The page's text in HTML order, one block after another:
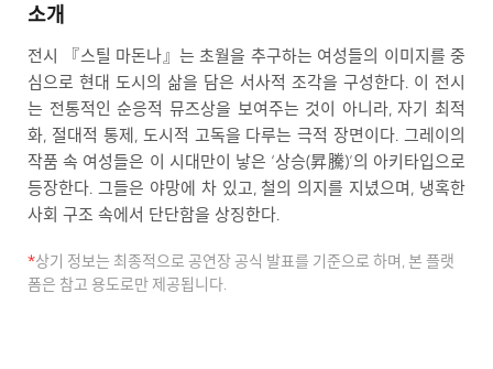
소개
전시 『스틸 마돈나』는 초월을 추구하는 여성들의 이미지를 중
심으로 현대 도시의 삶을 담은 서사적 조각을 구성한다. 이 전시
는 전통적인 순응적 뮤즈상을 보여주는 것이 아니라, 자기 최적
화, 절대적 통제, 도시적 고독을 다루는 극적 장면이다. 그레이의
작품 속 여성들은 이 시대만이 낳은 ‘상승(昇騰)’의 아키타입으로
등장한다. 그들은 야망에 차 있고, 철의 의지를 지녔으며, 냉혹한
사회 구조 속에서 단단함을 상징한다.
*상기 정보는 최종적으로 공연장 공식 발표를 기준으로 하며, 본 플랫
폼은 참고 용도로만 제공됩니다.